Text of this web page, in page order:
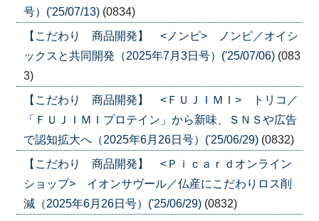
号）('25/07/13) (0834)
【こだわり 商品開発】 <ノンピ> ノンピ／オイシ
ックスと共同開発（2025年7月3日号）('25/07/06) (083
3)
【こだわり 商品開発】 <ＦＵＪＩＭＩ> トリコ／
「ＦＵＪＩＭＩプロテイン」から新味、ＳＮＳや広告
で認知拡大へ（2025年6月26日号）('25/06/29) (0832)
【こだわり 商品開発】 <Ｐｉｃａｒｄオンライン
ショップ> イオンサヴール／仏産にこだわりロス削
減（2025年6月26日号）('25/06/29) (0832)